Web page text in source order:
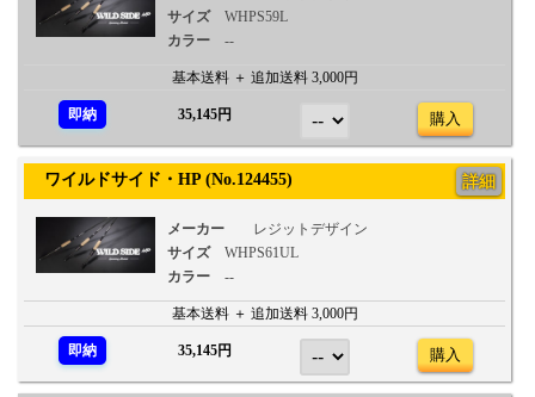
サイズ
WHPS59L
カラー
--
基本送料 ＋ 追加送料 3,000円
即納 35,145円 購入
ワイルドサイド・HP (No.124455) 詳細
メーカー
レジットデザイン
サイズ
WHPS61UL
カラー
--
基本送料 ＋ 追加送料 3,000円
即納 35,145円 購入